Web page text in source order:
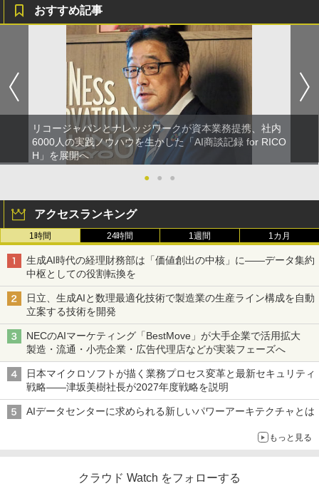
おすすめ記事
リコージャパンとナレッジワークが資本業務提携、社内
6000人の実践ノウハウを生かした「AI商談記録 for RICO
H」を展開へ
●
● ●
アクセスランキング
1時間 24時間 1週間 1カ月
生成AI時代の経理財務部は「価値創出の中核」に――データ集約
中枢としての役割転換を
日立、生成AIと数理最適化技術で製造業の生産ライン構成を自動
立案する技術を開発
NECのAIマーケティング「BestMove」が大手企業で活用拡大
製造・流通・小売企業・広告代理店などが実装フェーズへ
日本マイクロソフトが描く業務プロセス変革と最新セキュリティ
戦略――津坂美樹社長が2027年度戦略を説明
AIデータセンターに求められる新しいパワーアーキテクチャとは
もっと見る
クラウド Watch をフォローする